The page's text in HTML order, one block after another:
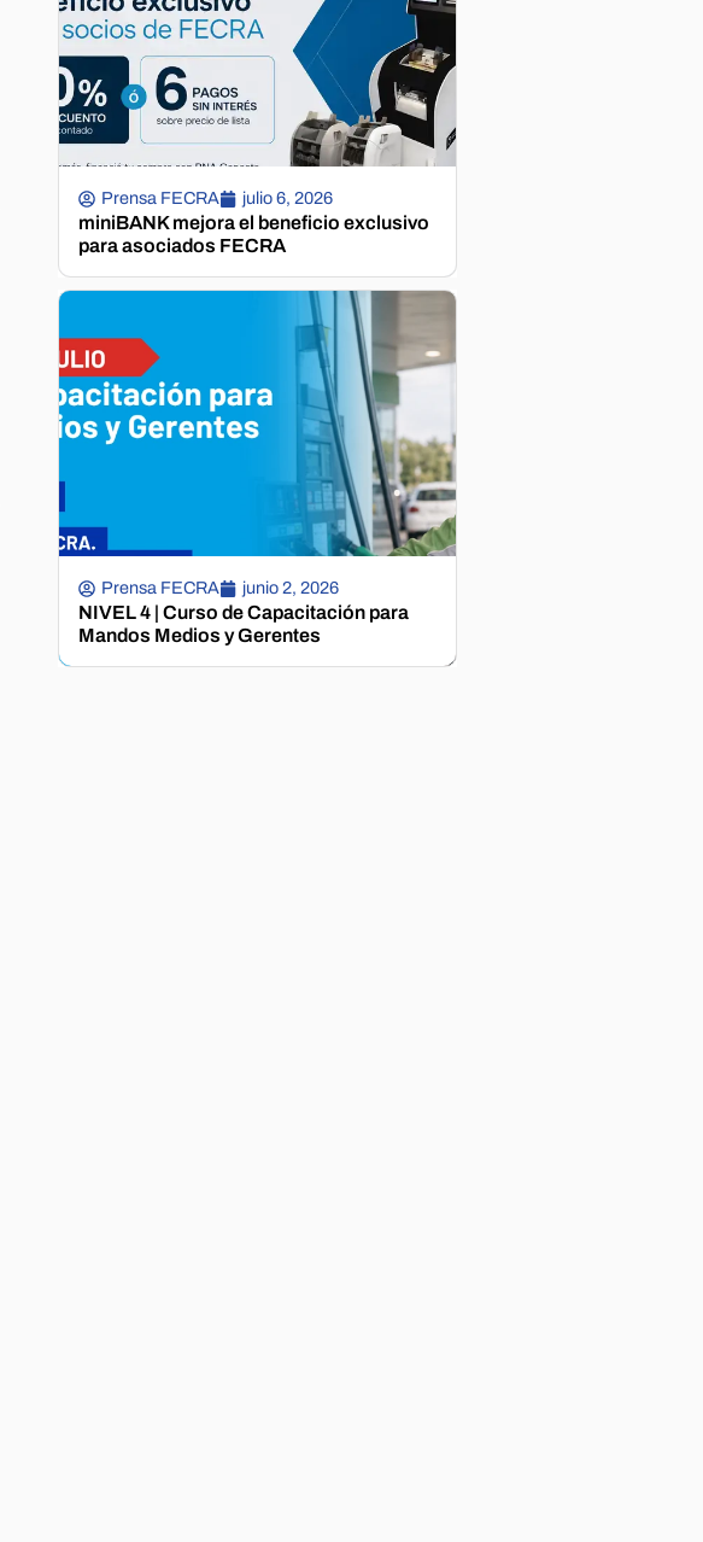
Prensa FECRA julio 6, 2026
miniBANK mejora el beneficio exclusivo
para asociados FECRA
Prensa FECRA junio 2, 2026
NIVEL 4 | Curso de Capacitación para
Mandos Medios y Gerentes